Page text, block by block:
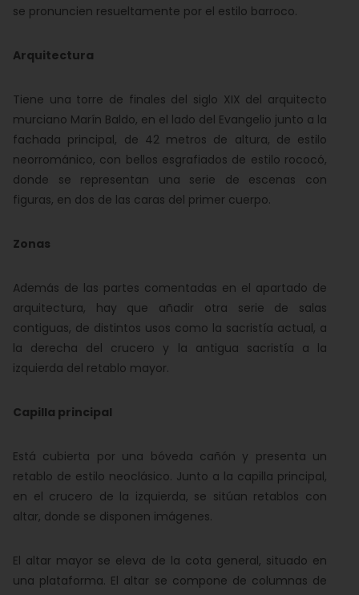
se pronuncien resueltamente por el estilo barroco.
Arquitectura
Tiene una torre de finales del siglo XIX del arquitecto
murciano Marín Baldo, en el lado del Evangelio junto a la
fachada principal, de 42 metros de altura, de estilo
neorrománico, con bellos esgrafiados de estilo rococó,
donde se representan una serie de escenas con
figuras, en dos de las caras del primer cuerpo.
Zonas
Además de las partes comentadas en el apartado de
arquitectura, hay que añadir otra serie de salas
contiguas, de distintos usos como la sacristía actual, a
la derecha del crucero y la antigua sacristía a la
izquierda del retablo mayor.
Capilla principal
Está cubierta por una bóveda cañón y presenta un
retablo de estilo neoclásico. Junto a la capilla principal,
en el crucero de la izquierda, se sitúan retablos con
altar, donde se disponen imágenes.
El altar mayor se eleva de la cota general, situado en
una plataforma. El altar se compone de columnas de